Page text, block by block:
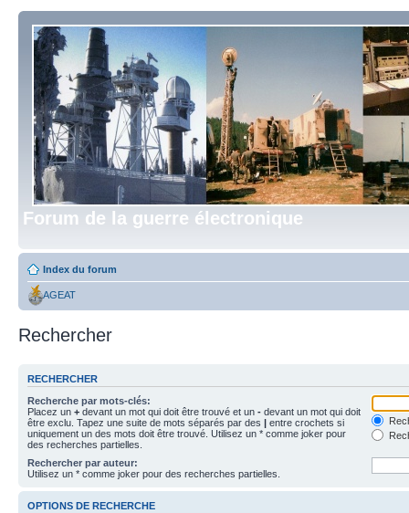
Forum de la guerre électronique
Index du forum
AGEAT
Rechercher
RECHERCHER
Recherche par mots-clés:
Placez un + devant un mot qui doit être trouvé et un - devant un mot qui doit
être exclu. Tapez une suite de mots séparés par des | entre crochets si
uniquement un des mots doit être trouvé. Utilisez un * comme joker pour
des recherches partielles.
Rechercher par auteur:
Utilisez un * comme joker pour des recherches partielles.
OPTIONS DE RECHERCHE